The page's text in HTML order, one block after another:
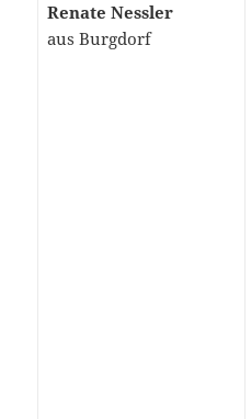
Renate Nessler
aus Burgdorf